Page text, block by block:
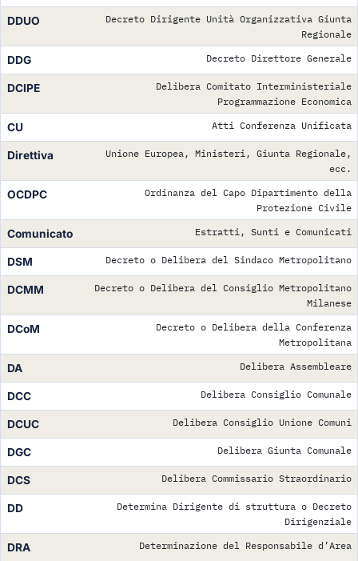
DDUO
Decreto Dirigente Unità Organizzativa Giunta
Regionale
DDG Decreto Direttore Generale
DCIPE
Delibera Comitato Interministeriale
Programmazione Economica
CU Atti Conferenza Unificata
Direttiva
Unione Europea, Ministeri, Giunta Regionale,
ecc.
OCDPC
Ordinanza del Capo Dipartimento della
Protezione Civile
Comunicato Estratti, Sunti e Comunicati
DSM Decreto o Delibera del Sindaco Metropolitano
DCMM
Decreto o Delibera del Consiglio Metropolitano
Milanese
DCoM
Decreto o Delibera della Conferenza
Metropolitana
DA Delibera Assembleare
DCC Delibera Consiglio Comunale
DCUC Delibera Consiglio Unione Comuni
DGC Delibera Giunta Comunale
DCS Delibera Commissario Straordinario
DD
Determina Dirigente di struttura o Decreto
Dirigenziale
DRA Determinazione del Responsabile d’Area